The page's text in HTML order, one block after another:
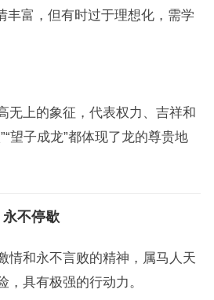
丰富，但有时过于理想化，需学
无上的象征，代表权力、吉祥和
望子成龙”都体现了龙的尊贵地
不停歇
情和永不言败的精神，属马人天
，具有极强的行动力。